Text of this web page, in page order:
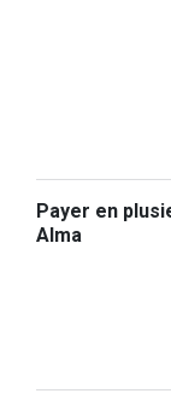
Payer en
Alma